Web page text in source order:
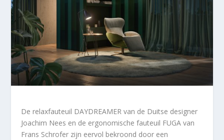
De relaxfauteuil DAYDREAMER van de Duitse designer
Joachim Nees en de ergonomische fauteuil FUGA van
Frans Schrofer zijn eervol bekroond door een